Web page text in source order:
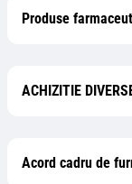
Produse
ACHIZITIE
Acord cadru de